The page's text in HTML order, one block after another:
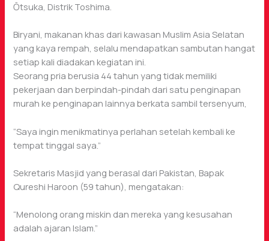
Ōtsuka, Distrik Toshima.
Biryani, makanan khas dari kawasan Muslim Asia Selatan
yang kaya rempah, selalu mendapatkan sambutan hangat
setiap kali diadakan kegiatan ini.
Seorang pria berusia 44 tahun yang tidak memiliki
pekerjaan dan berpindah-pindah dari satu penginapan
murah ke penginapan lainnya berkata sambil tersenyum,
“Saya ingin menikmatinya perlahan setelah kembali ke
tempat tinggal saya.”
Sekretaris Masjid yang berasal dari Pakistan, Bapak
Qureshi Haroon (59 tahun), mengatakan:
“Menolong orang miskin dan mereka yang kesusahan
adalah ajaran Islam.”